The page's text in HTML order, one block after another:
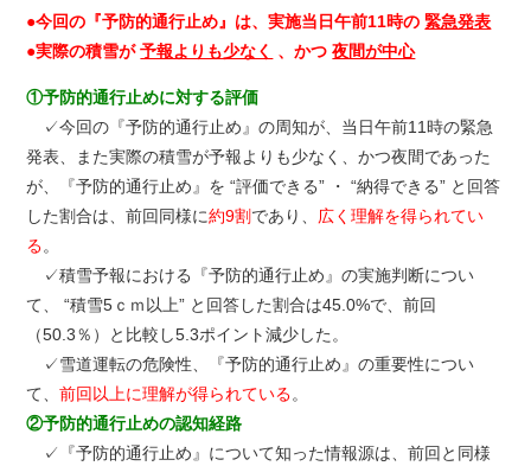
●今回の『予防的通行止め』は、実施当日午前11時の緊急発表
●実際の積雪が予報よりも少なく 、かつ夜間が中心
①予防的通行止めに対する評価
✓今回の『予防的通行止め』の周知が、当日午前11時の緊急
発表、また実際の積雪が予報よりも少なく、かつ夜間であった
が、『予防的通行止め』を “評価できる” ・ “納得できる” と回答
した割合は、前回同様に約9割 であり、 広く理解を得られてい
る。
✓積雪予報における『予防的通行止め』の実施判断につい
て、 “積雪5ｃｍ以上” と回答した割合は45.0%で、前回
（50.3％）と比較し5.3ポイント減少した。
✓雪道運転の危険性、『予防的通行止め』の重要性につい
て、前回以上に理解が得られている。
②予防的通行止めの認知経路
✓『予防的通行止め』について知った情報源は、前回と同様